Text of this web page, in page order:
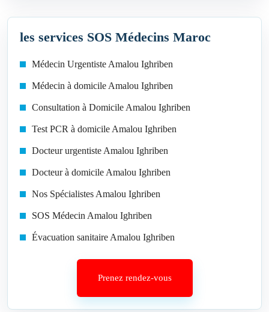
les services SOS Médecins Maroc
Médecin Urgentiste Amalou Ighriben
Médecin à domicile Amalou Ighriben
Consultation à Domicile Amalou Ighriben
Test PCR à domicile Amalou Ighriben
Docteur urgentiste Amalou Ighriben
Docteur à domicile Amalou Ighriben
Nos Spécialistes Amalou Ighriben
SOS Médecin Amalou Ighriben
Évacuation sanitaire Amalou Ighriben
Prenez rendez-vous